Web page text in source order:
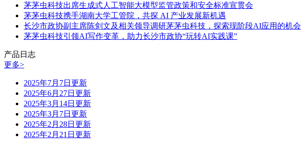
茅茅虫科技出席生成式人工智能大模型监管政策和安全标准宣贯会
茅茅虫科技携手湖南大学工管院，共探 AI 产业发展新机遇
长沙市政协副主席陈剑文及相关领导调研茅茅虫科技，探索现阶段AI应用的机会
茅茅虫科技引领AI写作变革，助力长沙市政协“玩转AI实践课”
产品日志
更多>
2025年7月7日更新
2025年6月27日更新
2025年3月14日更新
2025年3月7日更新
2025年2月28日更新
2025年2月21日更新